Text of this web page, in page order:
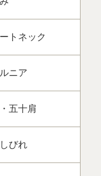
トネック
ニア
五十肩
びれ